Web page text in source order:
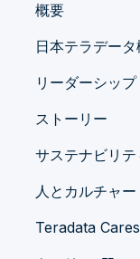
概要
日本テラデータ
リーダーシップ
ストーリー
サステナビリテ
人とカルチャー
Teradata Cares